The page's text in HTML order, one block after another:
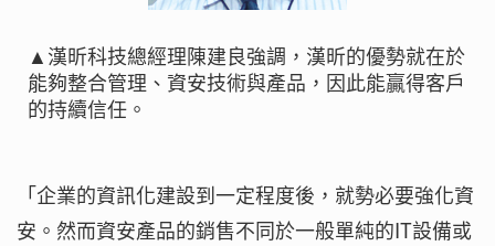
▲漢昕科技總經理陳建良強調，漢昕的優勢就在於
能夠整合管理、資安技術與產品，因此能贏得客戶
的持續信任。
「企業的資訊化建設到一定程度後，就勢必要強化資
安。然而資安產品的銷售不同於一般單純的IT設備或